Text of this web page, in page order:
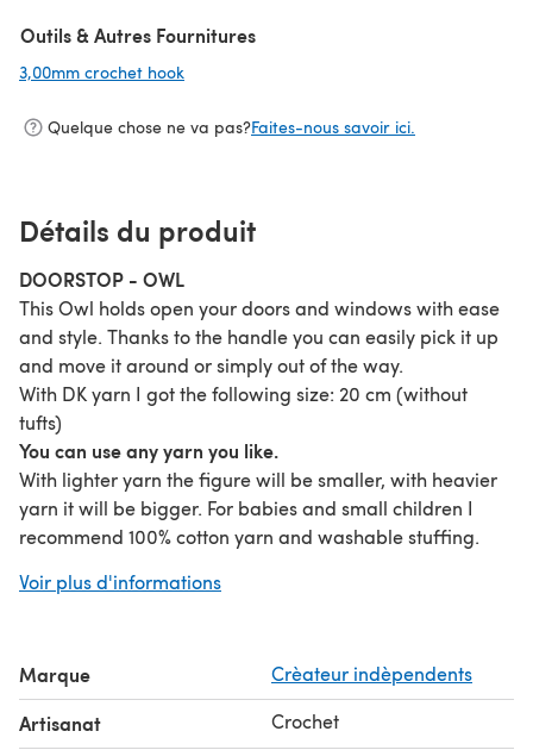
Outils & Autres Fournitures
3,00mm crochet hook
Quelque chose ne va pas?Faites-nous savoir ici.
Détails du produit
DOORSTOP - OWL
This Owl holds open your doors and windows with ease
and style. Thanks to the handle you can easily pick it up
and move it around or simply out of the way.
With DK yarn I got the following size: 20 cm (without
tufts)
You can use any yarn you like.
With lighter yarn the figure will be smaller, with heavier
yarn it will be bigger. For babies and small children I
recommend 100% cotton yarn and washable stuffing.
by-step-instructions (photo tutorial);
US crochet terms
COPYRIGHT
✿ The pattern is mine. Do not (re)sell this pattern,
Voir plus d'informations
Marque Crèateur indèpendents
Artisanat Crochet